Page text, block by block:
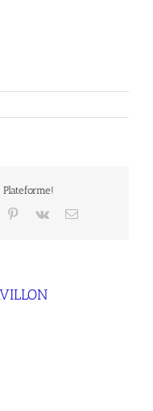
Pinterest
Vk Email